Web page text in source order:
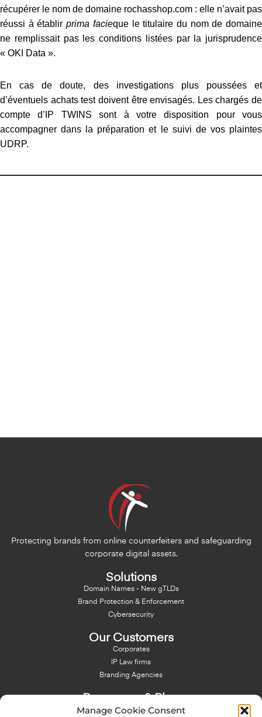
Manage Cookie Consent
récupérer le nom de domaine rochasshop.com : elle n’avait pas
réussi à établirprima facieque le titulaire du nom de domaine
ne remplissait pas les conditions listées par la jurisprudence
« OKI Data ».
En cas de doute, des investigations plus poussées et
d’éventuels achats test doivent être envisagés. Les chargés de
compte d’IP TWINS sont à votre disposition pour vous
accompagner dans la préparation et le suivi de vos plaintes
UDRP.
Protecting brands from online counterfeiters and safeguarding
corporate digital assets.
Solutions
Domain Names - New gTLDs
Brand Protection & Enforcement
Cybersecurity
Our Customers
Corporates
IP Law firms
Branding Agencies
Blog